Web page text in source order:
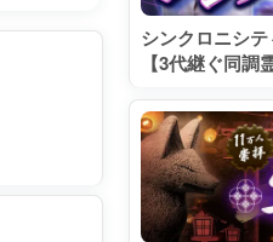
シンクロニシ
【3代継ぐ同調